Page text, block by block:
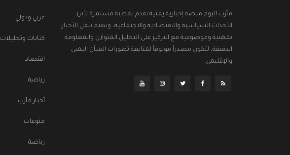
مأرب اليوم منصة إخبارية يمنية تقدم تغطية مستمرة لأبرز
الأحداث السياسية والاقتصادية والاجتماعية، وتهتم بنقل الأخبار
بمهنية وموضوعية مع التركيز على التحليل المتوازن والمعلومة
الدقيقة، لتكون مصدراً موثوقاً لمتابعة تطورات الشأن اليمني
والإقليمي.
عربي ودولي
كتابات وتحليلات
اقتصاد
رياضة
أخبار مأرب
منوعات
رياضة